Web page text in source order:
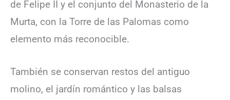
de Felipe II y el conjunto del Monasterio de la
Murta, con la Torre de las Palomas como
elemento más reconocible.
También se conservan restos del antiguo
molino, el jardín romántico y las balsas